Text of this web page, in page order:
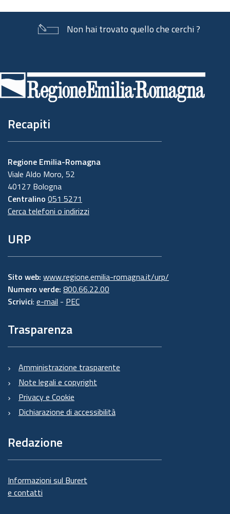
Non hai trovato quello che cerchi ?
di
pagina
Recapiti
Regione Emilia-Romagna
Viale Aldo Moro, 52
40127 Bologna
Centralino 051 5271
Cerca telefoni o indirizzi
URP
Sito web: www.regione.emilia-romagna.it/urp/
Numero verde: 800.66.22.00
Scrivici: e-mail - PEC
Trasparenza
Amministrazione trasparente
Note legali e copyright
Privacy e Cookie
Dichiarazione di accessibilità
Redazione
Informazioni sul Burert
e contatti